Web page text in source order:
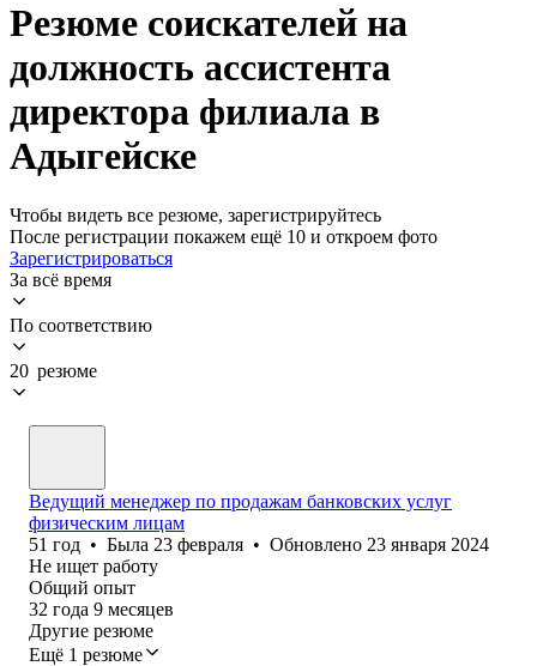
Резюме соискателей на
должность ассистента
директора филиала в
Адыгейске
Чтобы видеть все резюме, зарегистрируйтесь
После регистрации покажем ещё 10 и откроем фото
Зарегистрироваться
За всё время
По соответствию
20 резюме
Ведущий менеджер по продажам банковских услуг
физическим лицам
51 год • Была 23 февраля • Обновлено 23 января 2024
Не ищет работу
Общий опыт
32 года 9 месяцев
Другие резюме
Ещё 1 резюме